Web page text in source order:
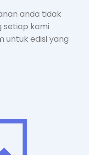
anda tidak
setiap kami
untuk edisi yang